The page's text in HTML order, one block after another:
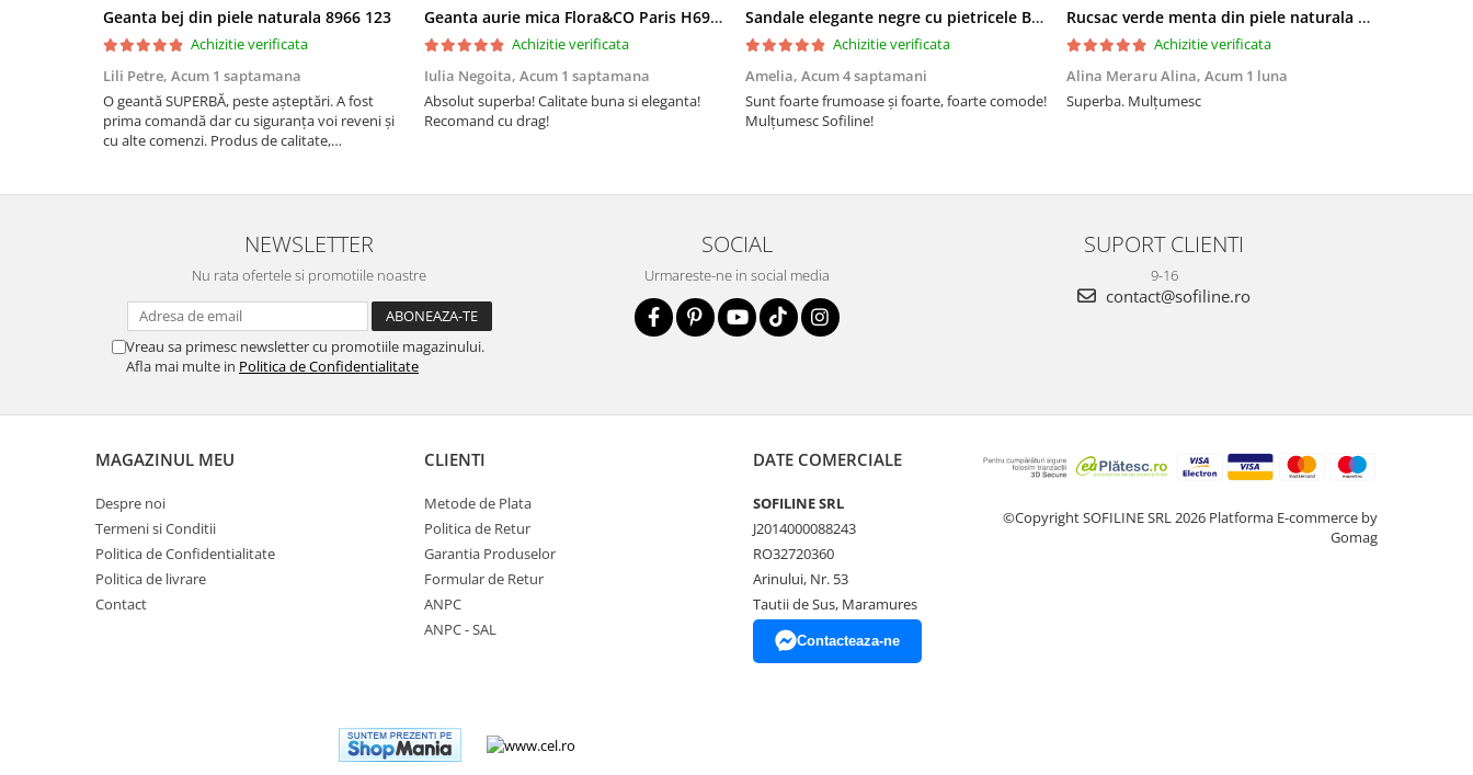
Geanta bej din piele naturala 8966 123
Achizitie verificata
Lili Petre, Acum 1 saptamana
O geantă SUPERBĂ, peste așteptări. A fost
prima comandă dar cu siguranța voi reveni și
cu alte comenzi. Produs de calitate,
SOFILINE!!!
Geanta aurie mica Flora&CO Paris H6930 16
Achizitie verificata
Iulia Negoita, Acum 1 saptamana
Absolut superba! Calitate buna si eleganta!
Recomand cu drag!
Sandale elegante negre cu pietricele BZF8778 M12
Achizitie verificata
Amelia, Acum 4 saptamani
Sunt foarte frumoase şi foarte, foarte comode!
Mulţumesc Sofiline!
Rucsac verde menta din piele naturala 2 in 1 Lucia 121
Achizitie verificata
Alina Meraru Alina, Acum 1 luna
Superba. Mulțumesc
NEWSLETTER
Nu rata ofertele si promotiile noastre
Vreau sa primesc newsletter cu promotiile magazinului.
Afla mai multe in Politica de Confidentialitate
SOCIAL
Urmareste-ne in social media
SUPORT CLIENTI
9-16
contact@sofiline.ro
MAGAZINUL MEU
Despre noi
Termeni si Conditii
Politica de Confidentialitate
Politica de livrare
Contact
CLIENTI
Metode de Plata
Politica de Retur
Garantia Produselor
Formular de Retur
ANPC
ANPC - SAL
DATE COMERCIALE
SOFILINE SRL
J2014000088243
RO32720360
Arinului, Nr. 53
Tautii de Sus, Maramures
Contacteaza-ne
©Copyright SOFILINE SRL 2026 Platforma E-commerce by
Gomag